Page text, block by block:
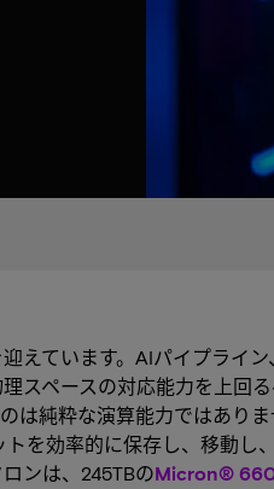
えています。AIパイプライ
スペースの対応能力を上回
は純粋な演算能力ではあり
トを効率的に保存し、移動し
ンは、245TBのMicron®